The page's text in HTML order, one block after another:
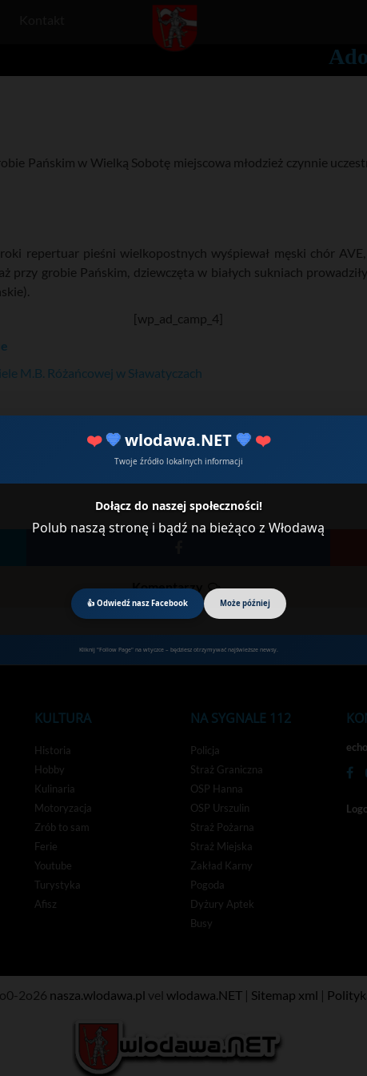
❤️ 💙wlodawa.NET 💙 ❤️
Twoje źródło lokalnych informacji
Dołącz do naszej społeczności!
Polub naszą stronę i bądź na bieżąco z Włodawą
👍 Odwiedź nasz Facebook Może później
Kliknij "Follow Page" na wtyczce – będziesz otrzymywać najświeższe newsy.
Pańskim w Wielką Sobotę miejscowa młodzież czynnie
repertuar pieśni wielkopostnych wyśpiewał męski chór
przy grobie Pańskim, dziewczęta w białych sukniach
[wp_ad_camp_4]
M.B. Różańcowej w Sławatyczach
Komentarzy
KULTURA
Historia
Hobby
Kulinaria
Motoryzacja
Zrób to sam
Ferie
Youtube
Turystyka
Afisz
NA SYGNALE 112
Policja
Straż Graniczna
OSP Hanna
OSP Urszulin
Straż Pożarna
Straż Miejska
Zakład Karny
Pogoda
Dyżury Aptek
Busy
2o26 nasza.wlodawa.pl vel wlodawa.NET | Sitemap xml |